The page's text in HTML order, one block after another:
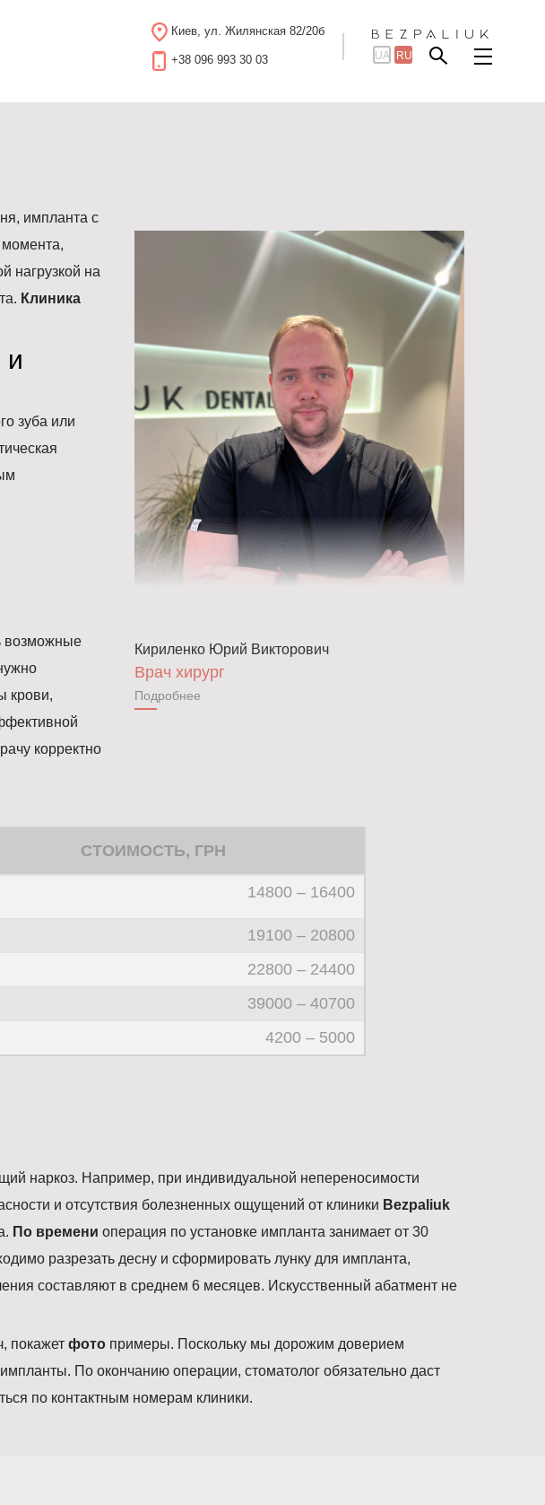
Киев, ул. Жилянская 82/20б
+38 096 993 30 03 UA RU
импланта с
момента,
нагрузкой на
Клиника
и
зуба или
возможные
крови,
корректно
Кириленко Юрий Викторович
Врач хирург
Подробнее
СТОИМОСТЬ, ГРН
14800 – 16400
19100 – 20800
22800 – 24400
39000 – 40700
4200 – 5000
наркоз. Например, при индивидуальной непереносимости
и отсутствия болезненных ощущений от клиники Bezpaliuk
По времени операция по установке импланта занимает от 30
разрезать десну и сформировать лунку для импланта,
составляют в среднем 6 месяцев. Искусственный абатмент не
покажет фото примеры. Поскольку мы дорожим доверием
По окончанию операции, стоматолог обязательно даст
по контактным номерам клиники.